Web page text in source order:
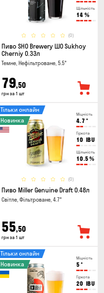
Щільність
14 %
(0)
Пиво SHO Brewery ШО Sukhoy
Cherniy 0.33л
Темне, Нефільтроване, 5.5°
79,50
грн за 1 шт
Міцність
4.7 °
Гіркота
10 IBU
Щільність
10.5 %
(0)
Тільки онлайн
Новинка
Пиво Miller Genuine Draft 0.48л
Світле, Фільтроване, 4.7°
55,50
грн за 1 шт
Міцність
5 °
Гіркота
20 IBU
Тільки онлайн
Новинка